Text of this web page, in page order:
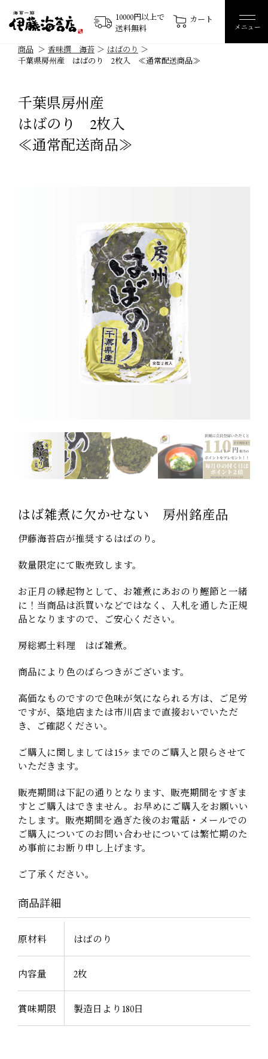
10000円以上で
送料無料
カート
メニュー
商品 香味撰 海苔
はばのり
千葉県房州産 はばのり 2枚入 ≪通常配送商品≫
千葉県房州産
はばのり 2枚入
≪通常配送商品≫
はば雑煮に欠かせない 房州銘産品
伊藤海苔店が推奨するはばのり。
数量限定にて販売致します。
お正月の縁起物として、お雑煮にあおのり鰹節と一緒
に！当商品は浜買いなどではなく、入札を通した正規
品となりますので、ご安心ください。
房総郷土料理 はば雑煮。
商品により色のばらつきがございます。
高価なものですので色味が気になられる方は、ご足労
ですが、築地店または市川店まで直接おいでいただ
き、ご確認ください。
ご購入に関しましては15ヶまでのご購入と限らさせて
いただきます。
販売期間は下記の通りとなります、販売期間をすぎま
すとご購入はできません。お早めにご購入をお願いい
たします。販売期間を過ぎた後のお電話・メールでの
ご購入についてのお問い合わせについては繁忙期のた
め事前にお断り申し上げます。
ご了承ください。
商品詳細
原材料 はばのり
内容量 2枚
賞味期限 製造日より180日